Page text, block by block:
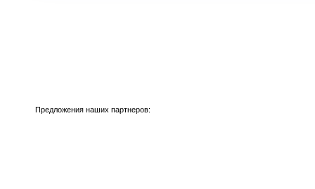
Предложения наших партнеров: